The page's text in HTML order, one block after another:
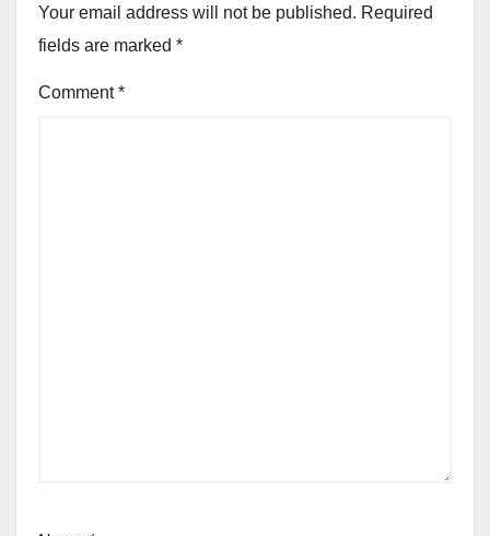
Your email address will not be published. Required
fields are marked *
Comment*